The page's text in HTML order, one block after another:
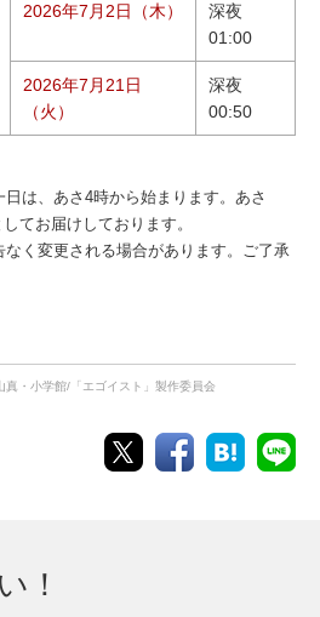
2026年7月2日（木）
深夜
01:00
2026年7月21日
（火）
深夜
00:50
は、あさ4時から始まります。あさ
てお届けしております。
く変更される場合があります。ご了承
・小学館/「エゴイスト」製作委員会
！